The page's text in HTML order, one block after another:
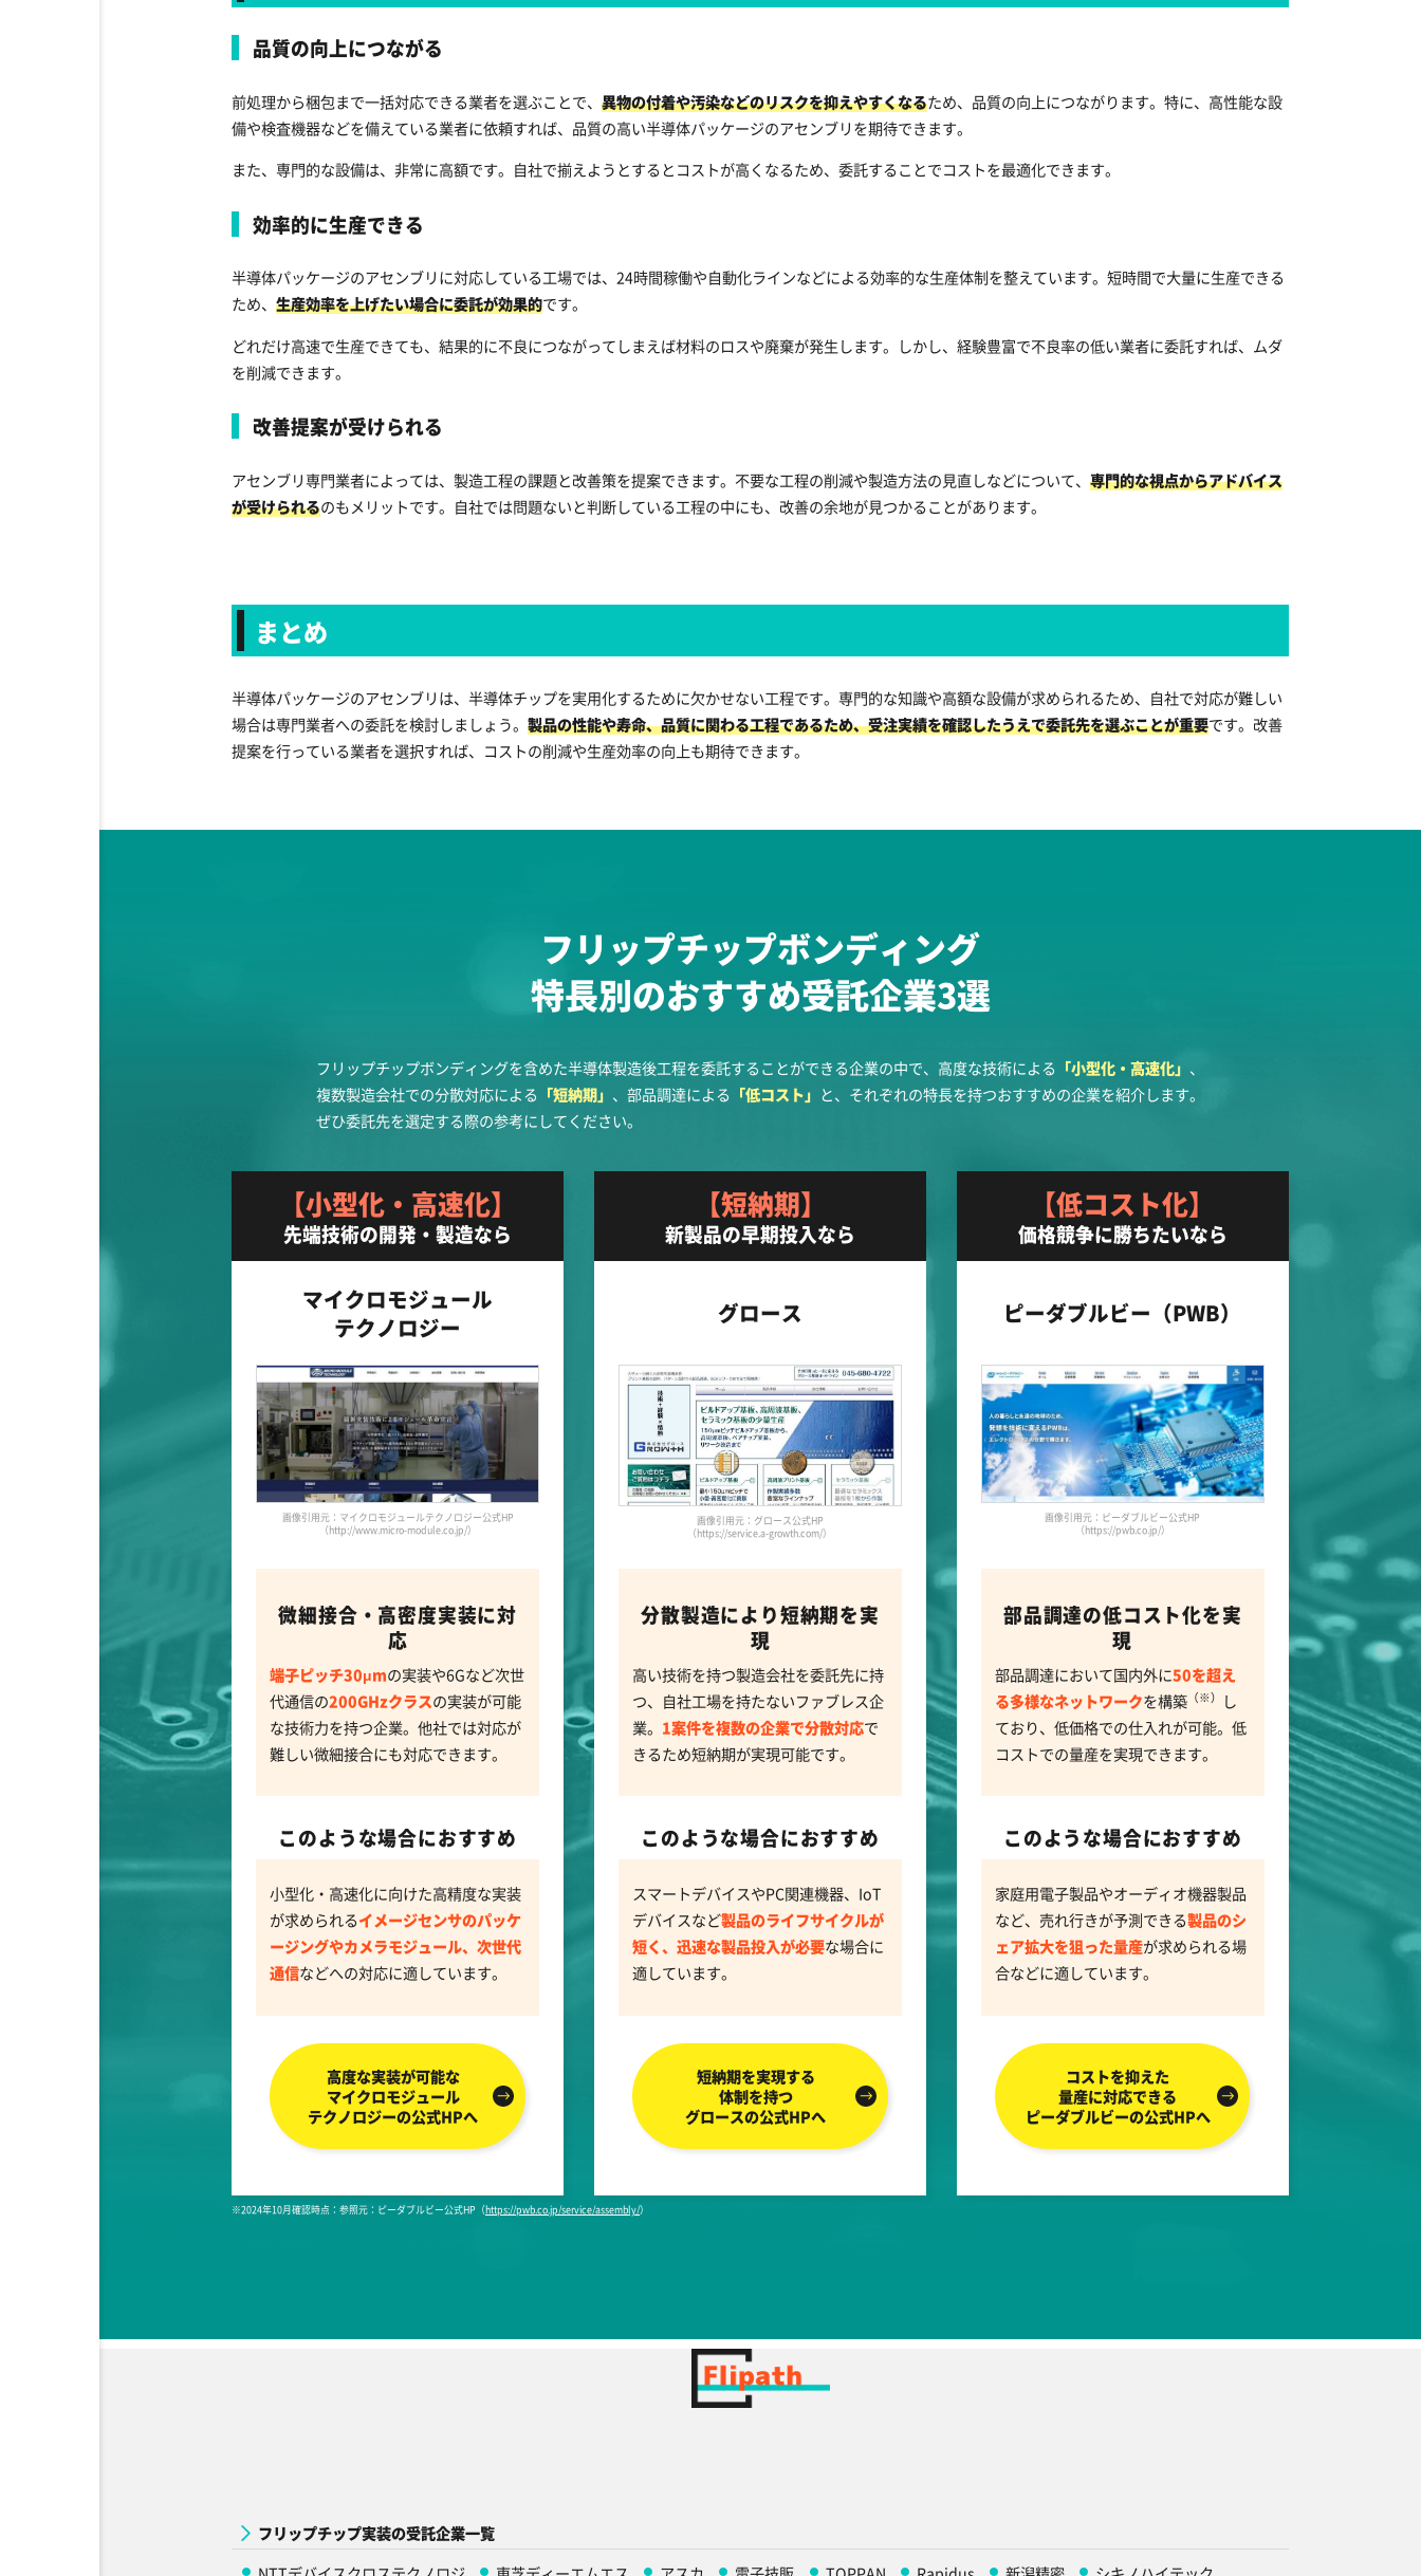
品質の向上につながる
前処理から梱包まで一括対応できる業者を選ぶことで、 異物の付着や汚染などのリスクを抑えやすくなるため、品質の向上につながります。特に、高性能な設
備や検査機器などを備えている業者に依頼すれば、品質の高い半導体パッケージのアセンブリを期待できます。
また、専門的な設備は、非常に高額です。自社で揃えようとするとコストが高くなるため、委託することでコストを最適化できます。
効率的に生産できる
半導体パッケージのアセンブリに対応している工場では、24時間稼働や自動化ラインなどによる効率的な生産体制を整えています。短時間で大量に生産できる
ため、 生産効率を上げたい場合に委託が効果的です。
どれだけ高速で生産できても、結果的に不良につながってしまえば材料のロスや廃棄が発生します。しかし、経験豊富で不良率の低い業者に委託すれば、ムダ
を削減できます。
改善提案が受けられる
アセンブリ専門業者によっては、製造工程の課題と改善策を提案できます。不要な工程の削減や製造方法の見直しなどについて、 専門的な視点からアドバイス
が受けられるのもメリットです。自社では問題ないと判断している工程の中にも、改善の余地が見つかることがあります。
まとめ
半導体パッケージのアセンブリは、半導体チップを実用化するために欠かせない工程です。専門的な知識や高額な設備が求められるため、自社で対応が難しい
場合は専門業者への委託を検討しましょう。 製品の性能や寿命、品質に関わる工程であるため、受注実績を確認したうえで委託先を選ぶことが重要です。改善
提案を行っている業者を選択すれば、コストの削減や生産効率の向上も期待できます。
フリップチップボンディング
特長別のおすすめ受託企業3選
フリップチップボンディングを含めた半導体製造後工程を委託することができる企業の中で、高度な技術による 「小型化・高速化」 、
複数製造会社での分散対応による 「短納期」 、部品調達による 「低コスト」 と、それぞれの特長を持つおすすめの企業を紹介します。
ぜひ委託先を選定する際の参考にしてください。
【小型化・高速化】
先端技術の開発・製造なら
マイクロモジュール
テクノロジー
画像引用元：マイクロモジュールテクノロジー公式HP
（http://www.micro-module.co.jp/）
微細接合・高密度実装に対
応
端子ピッチ30μmの実装や6Gなど次世
代通信の200GHzクラスの実装が可能
な技術力を持つ企業。他社では対応が
難しい微細接合にも対応できます。
このような場合におすすめ
小型化・高速化に向けた高精度な実装
が求められるイメージセンサのパッケ
ージングやカメラモジュール、次世代
通信などへの対応に適しています。
高度な実装が可能な
マイクロモジュール
テクノロジーの公式HPへ
【短納期】
新製品の早期投入なら
グロース
画像引用元：グロース公式HP
（https://service.a-growth.com/）
分散製造により短納期を実
現
高い技術を持つ製造会社を委託先に持
つ、自社工場を持たないファブレス企
業。 1案件を複数の企業で分散対応で
きるため短納期が実現可能です。
このような場合におすすめ
スマートデバイスやPC関連機器、IoT
デバイスなど製品のライフサイクルが
短く、迅速な製品投入が必要な場合に
適しています。
短納期を実現する
体制を持つ
グロースの公式HPへ
【低コスト化】
価格競争に勝ちたいなら
ピーダブルビー（PWB）
画像引用元：ピーダブルビー公式HP
（https://pwb.co.jp/）
部品調達の低コスト化を実
現
部品調達において国内外に50を超え
る多様なネットワークを構築 （※）
し
ており、低価格での仕入れが可能。低
コストでの量産を実現できます。
このような場合におすすめ
家庭用電子製品やオーディオ機器製品
など、売れ行きが予測できる製品のシ
ェア拡大を狙った量産が求められる場
合などに適しています。
コストを抑えた
量産に対応できる
ピーダブルビーの公式HPへ
※2024年10月確認時点：参照元：ピーダブルビー公式HP（https://pwb.co.jp/service/assembly/）
フリップチップ実装の受託企業一覧